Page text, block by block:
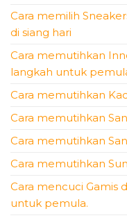
Cara memilih
di siang hari
Cara memutihkan
langkah untuk
Cara memutihkan
Cara memutihkan
Cara memutihkan
Cara memutihkan
Cara mencuci Gamis
untuk pemula.